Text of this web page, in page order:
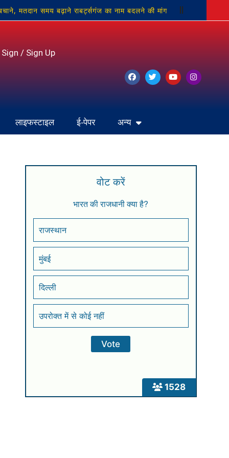
मतदान समय बढ़ाने राबर्ट्सगंज का नाम बदलने की मांग
Sign / Sign Up
लाइफस्टाइल ई-पेपर अन्य
1528
वोट करें
भारत की राजधानी क्या है?
राजस्थान
मुंबई
दिल्ली
उपरोक्त में से कोई नहीं